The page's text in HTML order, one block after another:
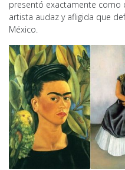
presentó exactamente como
artista audaz y afligida que
México.